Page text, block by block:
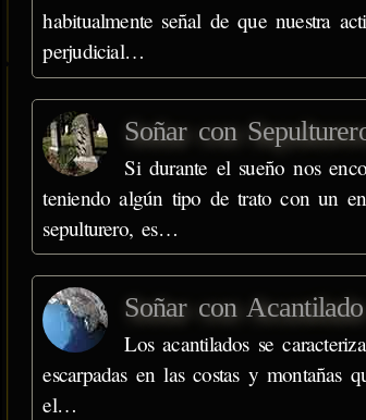
habitualmente señal de que nuestra
perjudicial…
Soñar con
Si durante el sueño nos
teniendo algún tipo de trato con un
sepulturero, es…
Soñar con Acantilado
Los acantilados se
escarpadas en las costas y montañas
el…